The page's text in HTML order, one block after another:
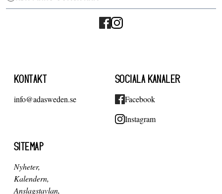
KONTAKT
info@adasweden.se
SOCIALA KANALER
Facebook
Instagram
SITEMAP
Nyheter
Kalendern
Anslagstavlan